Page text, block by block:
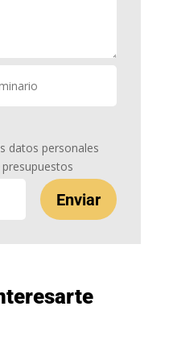
datos personales
Enviar